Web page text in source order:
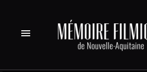
menu